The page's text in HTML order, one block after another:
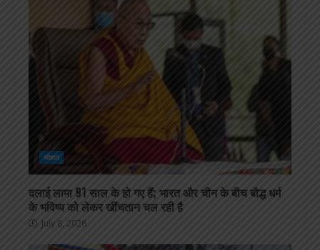
सोशल
दलाई लामा 91 साल के हो गए हैं; भारत और चीन के बीच बौद्ध धर्म
के भविष्य को लेकर खींचतान चल रही है
July 8, 2026